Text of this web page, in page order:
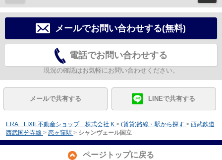
メールでお問い合わせする(無料)
電話でお問い合わせする
現況の確認はお気軽にお問い合わせください。
メールで共有する LINEで共有する
ERA LIXIL不動産ショップ 株式会社 K > (賃貸)路線・駅から探す > 西武鉄道
西武国分寺線 > 恋ヶ窪駅 > シャンヴェール国立
ページトップに戻る